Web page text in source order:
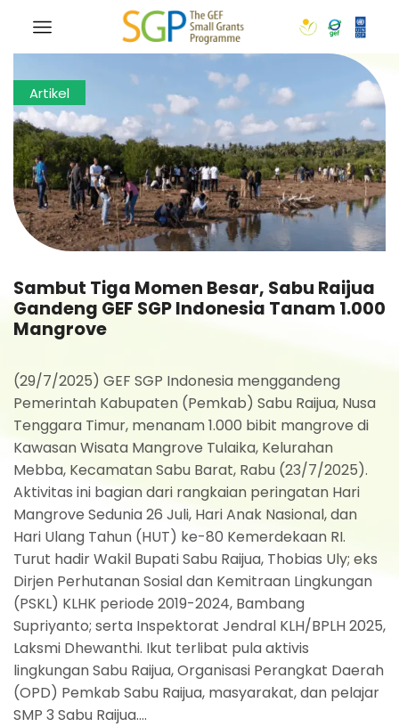
Artikel
Sambut Tiga Momen Besar, Sabu Raijua
Gandeng GEF SGP Indonesia Tanam 1.000
Mangrove
(29/7/2025) GEF SGP Indonesia menggandeng
Pemerintah Kabupaten (Pemkab) Sabu Raijua, Nusa
Tenggara Timur, menanam 1.000 bibit mangrove di
Kawasan Wisata Mangrove Tulaika, Kelurahan
Mebba, Kecamatan Sabu Barat, Rabu (23/7/2025).
Aktivitas ini bagian dari rangkaian peringatan Hari
Mangrove Sedunia 26 Juli, Hari Anak Nasional, dan
Hari Ulang Tahun (HUT) ke-80 Kemerdekaan RI.
Turut hadir Wakil Bupati Sabu Raijua, Thobias Uly; eks
Dirjen Perhutanan Sosial dan Kemitraan Lingkungan
(PSKL) KLHK periode 2019-2024, Bambang
Supriyanto; serta Inspektorat Jendral KLH/BPLH 2025,
Laksmi Dhewanthi. Ikut terlibat pula aktivis
lingkungan Sabu Raijua, Organisasi Perangkat Daerah
(OPD) Pemkab Sabu Raijua, masyarakat, dan pelajar
SMP 3 Sabu Raijua....